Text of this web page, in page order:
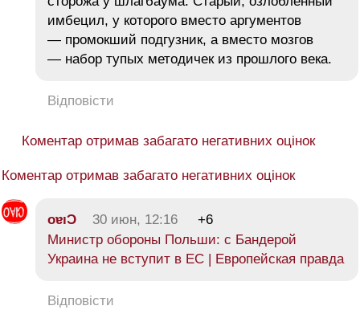
имбецил, у которого вместо аргументов
— промокший подгузник, а вместо мозгов
— набор тупых методичек из прошлого века.
Відповісти
Коментар отримав забагато негативних оцінок
Коментар отримав забагато негативних оцінок
oɐıƆ 30 июн, 12:16
+6
Министр обороны Польши: с Бандерой
Украина не вступит в ЕС | Европейская правда
Відповісти